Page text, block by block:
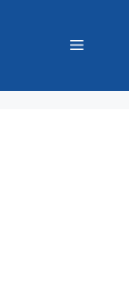
Meny